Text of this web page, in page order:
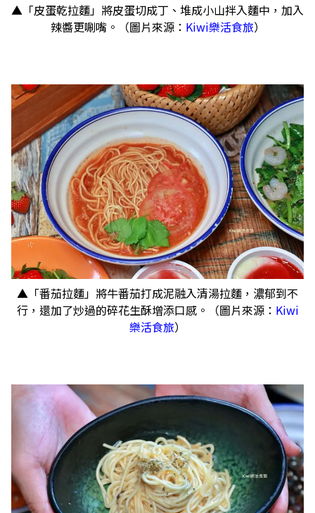
▲「皮蛋乾拉麵」將皮蛋切成丁、堆成小山拌入麵中，加入
辣醬更唰嘴。（圖片來源： Kiwi樂活食旅）
▲「番茄拉麵」將牛番茄打成泥融入清湯拉麵，濃郁到不
行，還加了炒過的碎花生酥增添口感。（圖片來源： Kiwi
樂活食旅）